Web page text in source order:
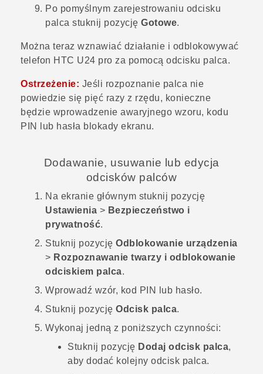
Po pomyślnym zarejestrowaniu odcisku
palca stuknij pozycję Gotowe.
Można teraz wznawiać działanie i odblokowywać
telefon HTC U24 pro za pomocą odcisku palca.
Ostrzeżenie: Jeśli rozpoznanie palca nie
powiedzie się pięć razy z rzędu, konieczne
będzie wprowadzenie awaryjnego wzoru, kodu
PIN lub hasła blokady ekranu.
Dodawanie, usuwanie lub edycja
odcisków palców
Na ekranie głównym stuknij pozycję
Ustawienia > Bezpieczeństwo i
prywatność.
Stuknij pozycję Odblokowanie urządzenia
> Rozpoznawanie twarzy i odblokowanie
odciskiem palca.
Wprowadź wzór, kod PIN lub hasło.
Stuknij pozycję Odcisk palca.
Wykonaj jedną z poniższych czynności:
Stuknij pozycję Dodaj odcisk palca,
aby dodać kolejny odcisk palca.